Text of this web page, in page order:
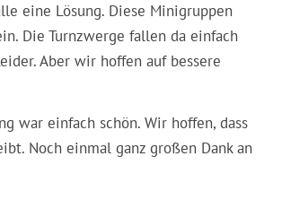
eine Lösung. Diese Minigruppen
Die Turnzwerge fallen da einfach
Aber wir hoffen auf bessere
war einfach schön. Wir hoffen, dass
Noch einmal ganz großen Dank an